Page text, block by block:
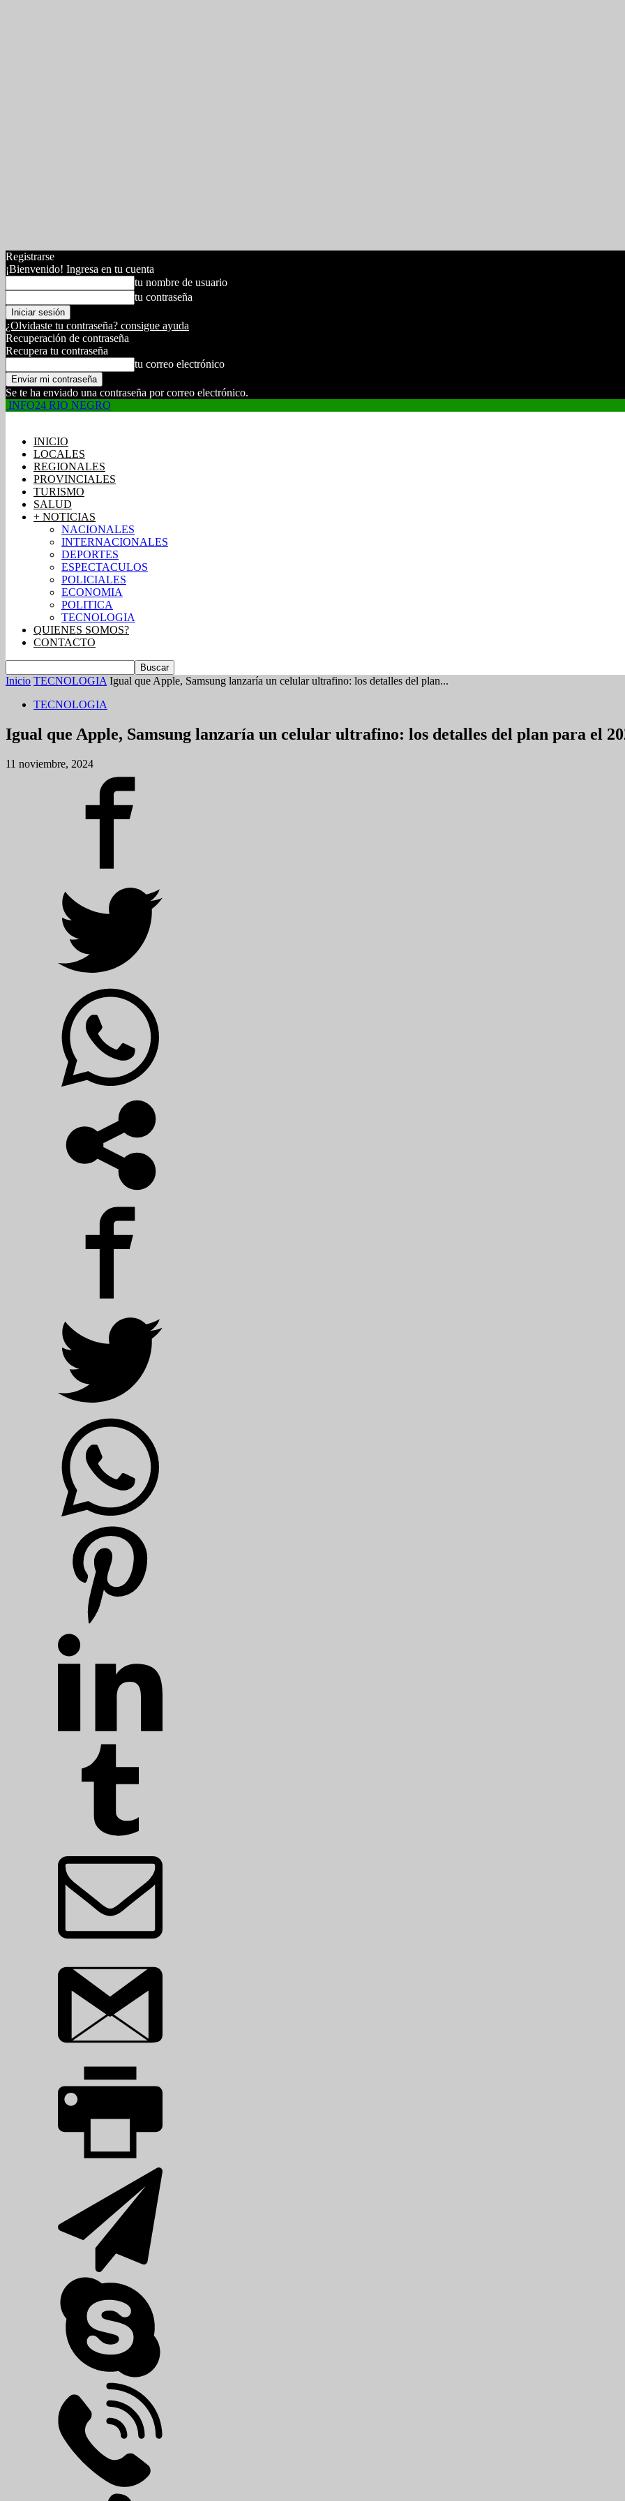
Registrarse
¡Bienvenido! Ingresa en tu cuenta
tu nombre de usuario
tu contraseña
¿Olvidaste tu contraseña? consigue ayuda
Recuperación de contraseña
Recupera tu contraseña
tu correo electrónico
Se te ha enviado una contraseña por correo electrónico.
INFO24 RIO NEGRO
INICIO
LOCALES
REGIONALES
PROVINCIALES
TURISMO
SALUD
+ NOTICIAS
NACIONALES
INTERNACIONALES
DEPORTES
ESPECTACULOS
POLICIALES
ECONOMIA
POLITICA
TECNOLOGIA
QUIENES SOMOS?
CONTACTO
Inicio TECNOLOGIA Igual que Apple, Samsung lanzaría un celular ultrafino: los detalles del plan...
TECNOLOGIA
Igual que Apple, Samsung lanzaría un celular ultrafino: los detalles del plan para el
11 noviembre, 2024